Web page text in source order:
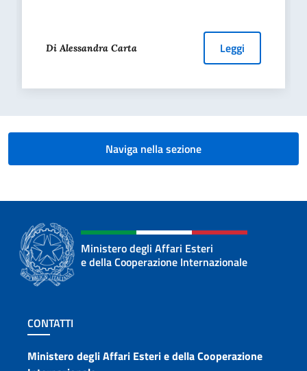
Di Alessandra Carta Leggi
Naviga nella sezione
Ministero degli Affari Esteri
e della Cooperazione Internazionale
Sezione footer
CONTATTI
Contatti
Ministero degli Affari Esteri e della Cooperazione